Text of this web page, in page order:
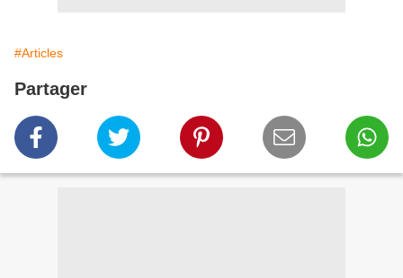
#Articles
Partager